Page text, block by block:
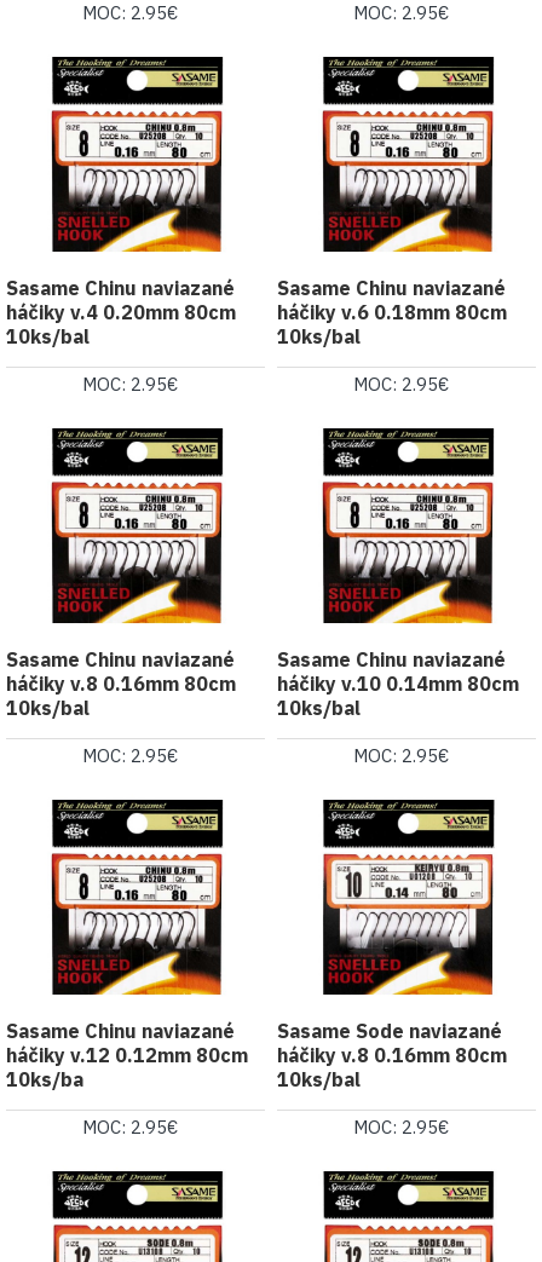
MOC: 2.95€ MOC: 2.95€
Sasame Chinu naviazané
háčiky v.4 0.20mm 80cm
10ks/bal
MOC: 2.95€
Sasame Chinu naviazané
háčiky v.6 0.18mm 80cm
10ks/bal
MOC: 2.95€
Sasame Chinu naviazané
háčiky v.8 0.16mm 80cm
10ks/bal
MOC: 2.95€
Sasame Chinu naviazané
háčiky v.10 0.14mm 80cm
10ks/bal
MOC: 2.95€
Sasame Chinu naviazané
háčiky v.12 0.12mm 80cm
10ks/ba
MOC: 2.95€
Sasame Sode naviazané
háčiky v.8 0.16mm 80cm
10ks/bal
MOC: 2.95€